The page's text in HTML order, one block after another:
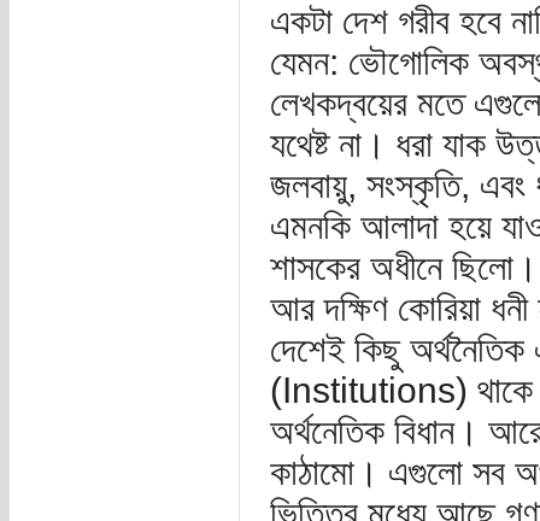
একটা দেশ গরীব হবে
যেমন: ভৌগোলিক
লেখকদ্বয়ের মতে
যথেষ্ট না। ধরা যাক
জলবায়ু, সংস্কৃতি, এবং
এমনকি আলাদা হয়ে
শাসকের অধীনে
আর দক্ষিণ কোরিয়া
দেশেই কিছু অর্থনৈতিক
(Institutions) থাকে।
অর্থনেতিক বিধান।
কাঠামো। এগুলো সব